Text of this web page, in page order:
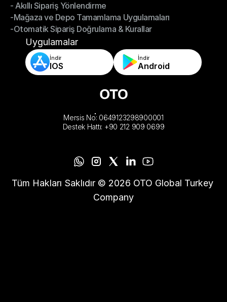
- Omnikanal Sipariş Senkronizasyonu
- Akıllı Sipariş Yönlendirme
- Akıllı Sipariş Yönlendirme
-Mağaza ve Depo Tamamlama Uygulamaları
-Mağaza ve Depo Tamamlama Uygulamaları
-Otomatik Sipariş Doğrulama & Kurallar
-Otomatik Sipariş Doğrulama & Kurallar
Uygulamalar
İndir
IOS
İndir
Android
Mersis No: 0649123298900001
Destek Hattı: +90 212 909 0699
Tüm Hakları Saklıdır © 2026 OTO Global Turkey
Company